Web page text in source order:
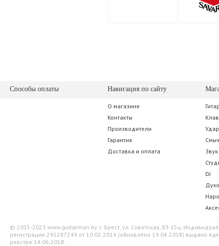
Способы оплаты Навигация по сайту
О магазине
Контакты
Производители
Гарантия
Доставка и оплата
Звук
DJ
© 2015-2023 www.guitarman.by. г. Брест, ул. Советская, 83-15ц.
регистрации 291287249 от 10.02.2014 (обновлено 19.04.2018) выдано
реестре 14.06.2018.